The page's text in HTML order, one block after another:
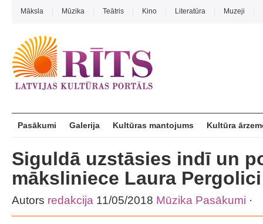
Māksla Mūzika Teātris Kino Literatūra Muzeji
Pasākumi Galerija Kultūras mantojums Kultūra
Siguldā uzstāsies indī un
māksliniece Laura Pergolici
Autors redakcija 11/05/2018 Mūzika Pasākumi ·